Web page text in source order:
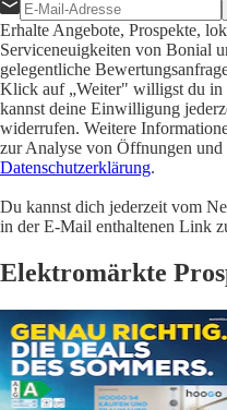
Erhalte Angebote, Prospekte,
Serviceneuigkeiten von Bonial
gelegentliche
Klick auf „Weiter" willigst du in
kannst deine Einwilligung
widerrufen. Weitere
zur Analyse von Öffnungen
Datenschutzerklärung.
Du kannst dich jederzeit vom
in der E-Mail enthaltenen Link
Elektromärkte